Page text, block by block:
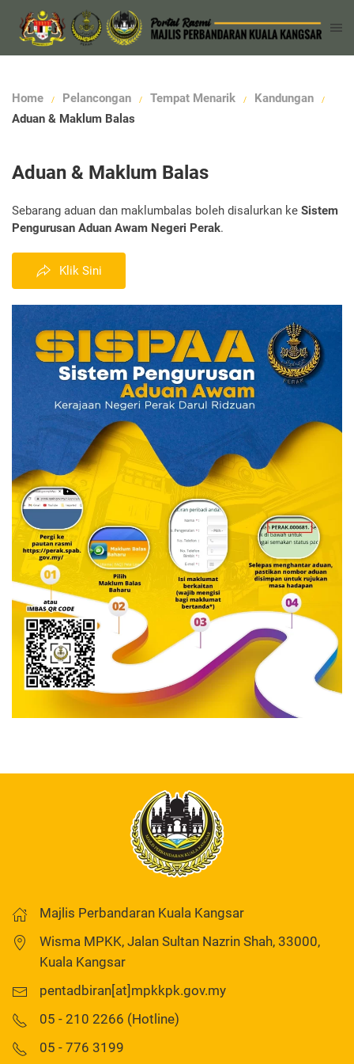
Home Pelancongan Tempat Menarik
Kandungan
Aduan & Maklum Balas
Aduan & Maklum Balas
Sebarang aduan dan maklumbalas boleh disalurkan ke Sistem
Pengurusan Aduan Awam Negeri Perak.
Klik Sini
Majlis Perbandaran Kuala Kangsar
Wisma MPKK, Jalan Sultan Nazrin Shah, 33000,
Kuala Kangsar
pentadbiran[at]mpkkpk.gov.my
05 - 210 2266 (Hotline)
05 - 776 3199